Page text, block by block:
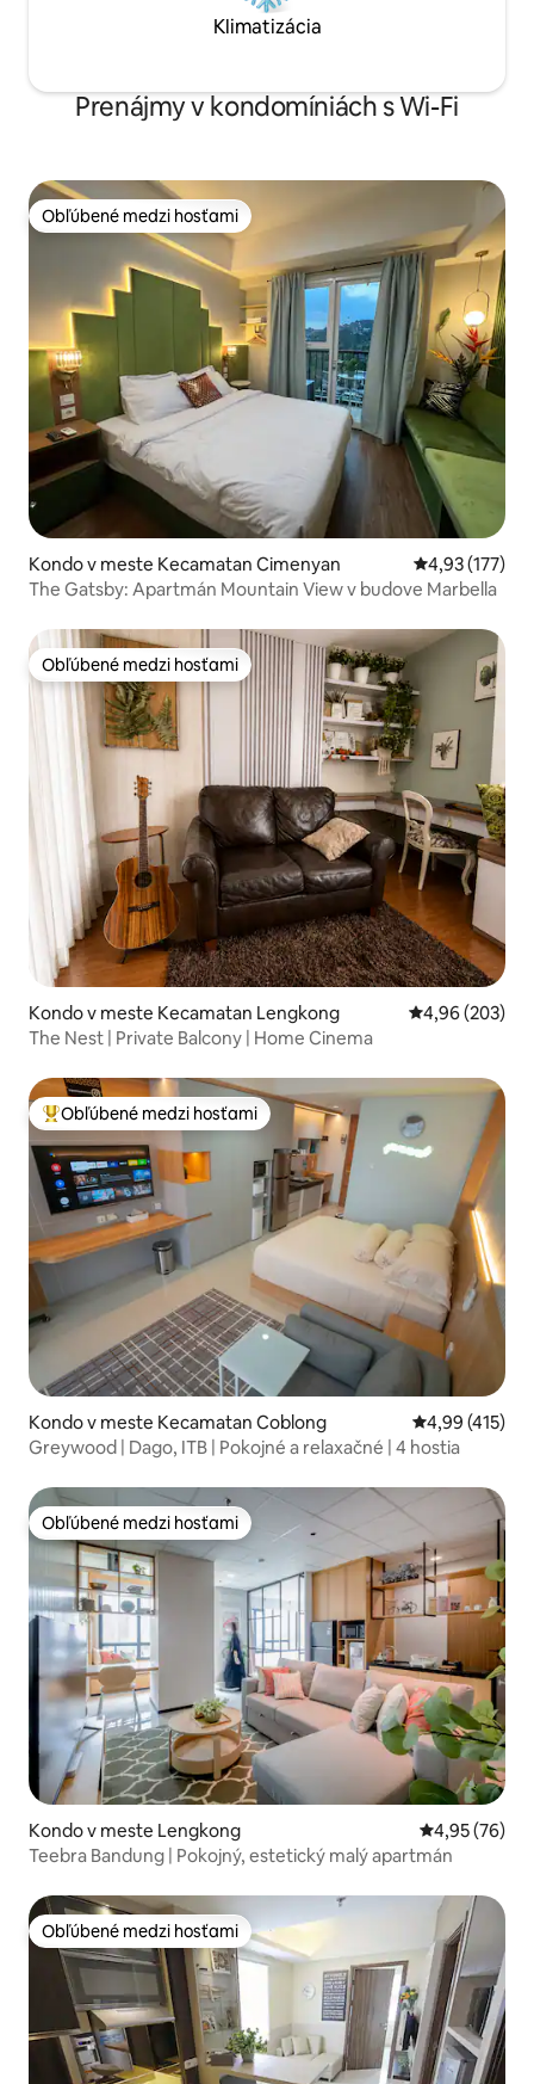
Klimatizácia
Prenájmy v kondomíniách s Wi-Fi
Obľúbené medzi hosťami
Obľúbené medzi hosťami
Kondo v meste Kecamatan Cimenyan Priemerné
4,93 (177)
The Gatsby: Apartmán Mountain View v budove Marbella
Obľúbené medzi hosťami
Obľúbené medzi hosťami
Kondo v meste Kecamatan Lengkong Priemerné
4,96 (203)
The Nest | Private Balcony | Home Cinema
Najobľúbenejšie medzi hosťami
Obľúbené medzi hosťami
Kondo v meste Kecamatan Coblong Priemerné
4,99 (415)
Greywood | Dago, ITB | Pokojné a relaxačné | 4 hostia
Obľúbené medzi hosťami
Obľúbené medzi hosťami
Kondo v meste Lengkong Priemerné
4,95 (76)
Teebra Bandung | Pokojný, estetický malý apartmán
Obľúbené medzi hosťami
Obľúbené medzi hosťami